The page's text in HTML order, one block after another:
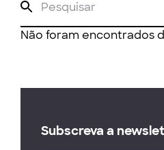
Não foram encontrados
Subscreva a